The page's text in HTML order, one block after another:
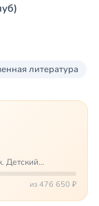
литература
Детский
на ходунках или
ноги
из 476 650 ₽